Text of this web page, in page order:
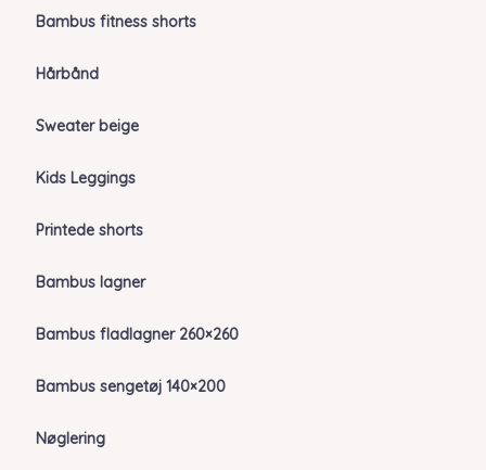
Bambus fitness shorts
Hårbånd
Sweater beige
Kids Leggings
Printede shorts
Bambus lagner
Bambus fladlagner 260×260
Bambus sengetøj 140×200
Nøglering